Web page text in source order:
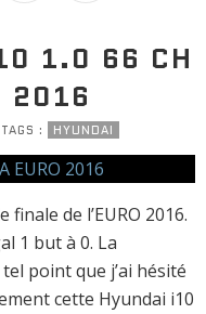
1.0 66 CH
2016
: HYUNDAI
de l’EURO 2016.
1 but à 0. La
point que j’ai hésité
cette Hyundai i10